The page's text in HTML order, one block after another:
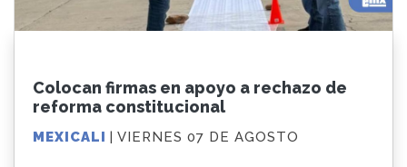
Colocan firmas en apoyo a rechazo de
reforma constitucional
MEXICALI | VIERNES 07 DE AGOSTO